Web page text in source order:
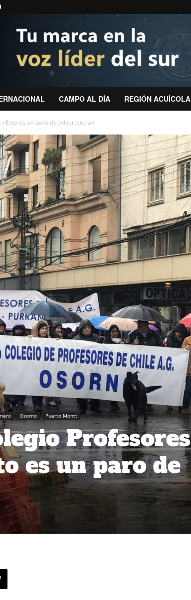
CAMPO AL DÍA REGIÓN ACUÍCOLA
es un paro de advertencia»
Osorno Puerto Montt
Profesores
es un paro de